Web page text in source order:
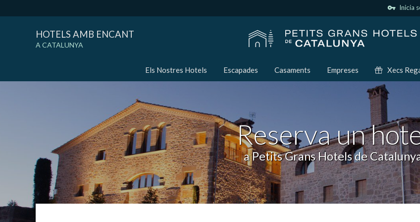
vpn_key Inicia
HOTELS AMB ENCANT
A CATALUNYA
Els Nostres Hotels Escapades Casaments Empreses Xecs
Reserva un
a Petits Grans Hotels de
Modificar cookies
Tècniques i funcionals